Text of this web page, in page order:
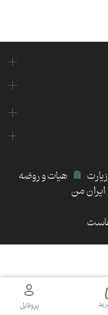
هیات و روضه
ایران من
پروفایل